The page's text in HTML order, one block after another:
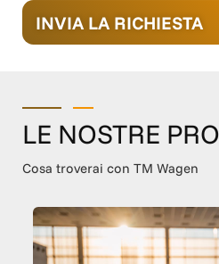
INVIA LA RICHIESTA
LE NOSTRE
Cosa troverai con TM Wagen